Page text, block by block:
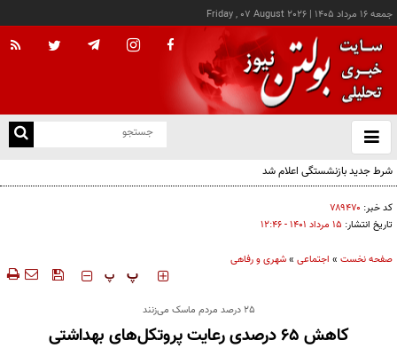
جمعه ۱۶ مرداد ۱۴۰۵ |
Friday , 07 August 2026
باز
و
شرط جدید بازنشستگی اعلام شد
کد خبر: ۷۸۹۴۷۰
تاریخ انتشار: ۱۵ مرداد ۱۴۰۱ - ۱۲:۴۶
صفحه نخست » اجتماعی »شهری و رفاهی
‍‍‍ پ پ
25 درصد مردم ماسک می‌زنند
کاهش 65 درصدی رعایت پروتکل‌های بهداشتی